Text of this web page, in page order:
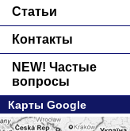
Статьи
Контакты
NEW! Частые
вопросы
Карты Google